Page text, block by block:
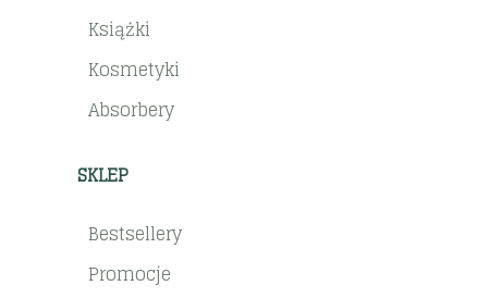
Książki
Kosmetyki
Absorbery
SKLEP
Bestsellery
Promocje